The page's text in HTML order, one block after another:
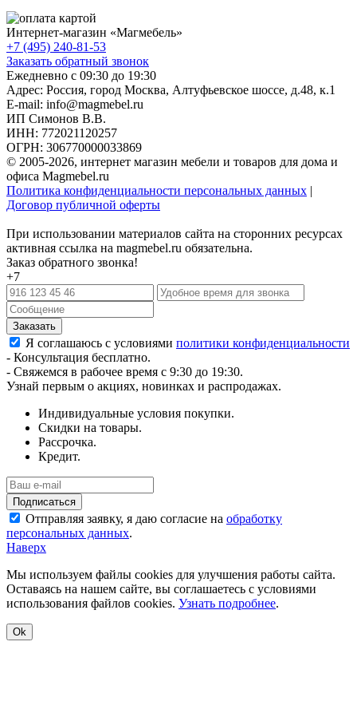
Интернет-магазин «Магмебель»
+7 (495) 240-81-53
Заказать обратный звонок
Ежедневно с 09:30 до 19:30
Адрес: Россия, город Москва, Алтуфьевское шоссе, д.48, к.1
E-mail: info@magmebel.ru
ИП Симонов В.В.
ИНН: 772021120257
ОГРН: 306770000033869
© 2005-2026, интернет магазин мебели и товаров для дома и
офиса Magmebel.ru
Политика конфиденциальности персональных данных |
Договор публичной оферты
При использовании материалов сайта на сторонних ресурсах
активная ссылка на magmebel.ru обязательна.
Заказ обратного звонка!
+7
Я соглашаюсь с условиями политики конфиденциальности
- Консультация бесплатно.
- Свяжемся в рабочее время с 9:30 до 19:30.
Узнай первым о акциях, новинках и распродажах.
Индивидуальные условия покупки.
Скидки на товары.
Рассрочка.
Кредит.
Отправляя заявку, я даю согласие на обработку
персональных данных.
Наверх
Мы используем файлы cookies для улучшения работы сайта.
Оставаясь на нашем сайте, вы соглашаетесь с условиями
использования файлов cookies. Узнать подробнее.
Ok